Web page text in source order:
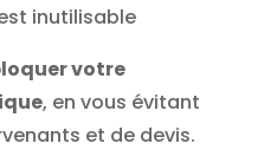
inutilisable
votre
, en vous évitant
et de devis.